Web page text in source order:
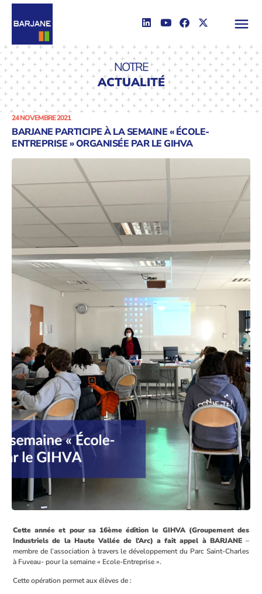
NOTRE
ACTUALITÉ
24 NOVEMBRE 2021
BARJANE PARTICIPE À LA SEMAINE « ÉCOLE-
ENTREPRISE » ORGANISÉE PAR LE GIHVA
Cette année et pour sa 16ème édition le GIHVA (Groupement des
Industriels de la Haute Vallée de l’Arc) a fait appel à BARJANE–
membre de l’association à travers le développement du Parc Saint-Charles
à Fuveau- pour la semaine « Ecole-Entreprise ».
Cette opération permet aux élèves de :